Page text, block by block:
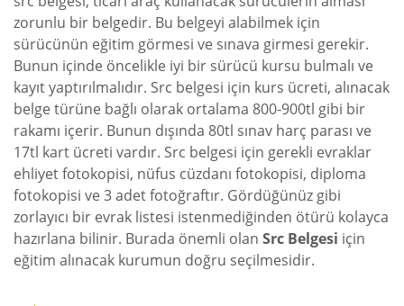
zorunlu bir belgedir. Bu belgeyi alabilmek için
sürücünün eğitim görmesi ve sınava girmesi gerekir.
Bunun içinde öncelikle iyi bir sürücü kursu bulmalı ve
kayıt yaptırılmalıdır. Src belgesi için kurs ücreti, alınacak
belge türüne bağlı olarak ortalama 800-900tl gibi bir
rakamı içerir. Bunun dışında 80tl sınav harç parası ve
17tl kart ücreti vardır. Src belgesi için gerekli evraklar
ehliyet fotokopisi, nüfus cüzdanı fotokopisi, diploma
fotokopisi ve 3 adet fotoğraftır. Gördüğünüz gibi
zorlayıcı bir evrak listesi istenmediğinden ötürü kolayca
hazırlana bilinir. Burada önemli olan Src Belgesi için
eğitim alınacak kurumun doğru seçilmesidir.